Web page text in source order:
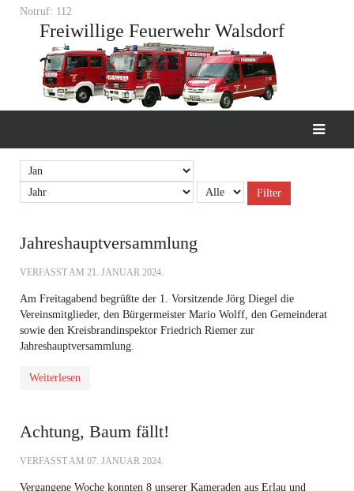
Notruf: 112
Freiwillige Feuerwehr Walsdorf
Filter
Jahreshauptversammlung
VERFASST AM 21. JANUAR 2024.
Am Freitagabend begrüßte der 1. Vorsitzende Jörg Diegel die
Vereinsmitglieder, den Bürgermeister Mario Wolff, den Gemeinderat
sowie den Kreisbrandinspektor Friedrich Riemer zur
Jahreshauptversammlung.
Weiterlesen
Achtung, Baum fällt!
VERFASST AM 07. JANUAR 2024.
Vergangene Woche konnten 8 unserer Kameraden aus Erlau und